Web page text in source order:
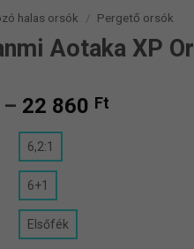
halas orsók / Pergető orsók
Aotaka XP
– 22 860 Ft
6,2:1
6+1
Elsőfék